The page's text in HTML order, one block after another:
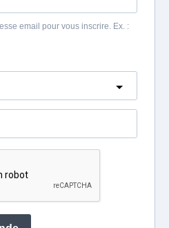
email pour vous inscrire. Ex. :